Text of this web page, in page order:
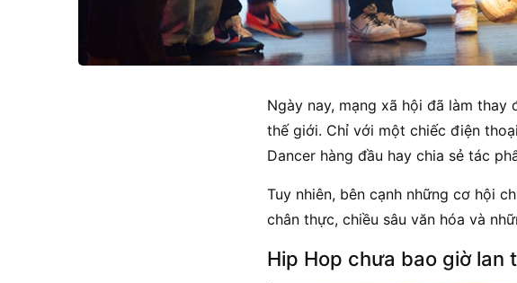
Ngày nay, mạng xã hội đã làm
thế giới. Chỉ với một chiếc điện
Dancer hàng đầu hay chia sẻ tác
Tuy nhiên, bên cạnh những cơ hội
chân thực, chiều sâu văn hóa và
Hip Hop chưa bao giờ lan